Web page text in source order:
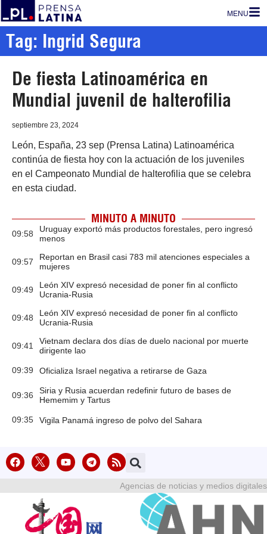
MENU
Tag: Ingrid Segura
De fiesta Latinoamérica en
Mundial juvenil de halterofilia
septiembre 23, 2024
León, España, 23 sep (Prensa Latina) Latinoamérica
continúa de fiesta hoy con la actuación de los juveniles
en el Campeonato Mundial de halterofilia que se celebra
en esta ciudad.
MINUTO A MINUTO
09:58
Uruguay exportó más productos forestales, pero ingresó
menos
09:57
Reportan en Brasil casi 783 mil atenciones especiales a
mujeres
09:49
León XIV expresó necesidad de poner fin al conflicto
Ucrania-Rusia
09:48
León XIV expresó necesidad de poner fin al conflicto
Ucrania-Rusia
09:41
Vietnam declara dos días de duelo nacional por muerte
dirigente lao
09:39 Oficializa Israel negativa a retirarse de Gaza
09:36
Siria y Rusia acuerdan redefinir futuro de bases de
Hememim y Tartus
09:35 Vigila Panamá ingreso de polvo del Sahara
Agencias de noticias y medios digitales